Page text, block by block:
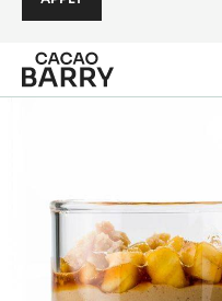
Skip to main content